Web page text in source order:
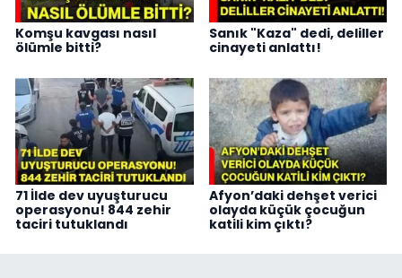
Komşu kavgası nasıl
ölümle bitti?
Sanık "Kaza" dedi, deliller
cinayeti anlattı!
71 İlde dev uyuşturucu
operasyonu! 844 zehir
taciri tutuklandı
Afyon’daki dehşet verici
olayda küçük çocuğun
katili kim çıktı?